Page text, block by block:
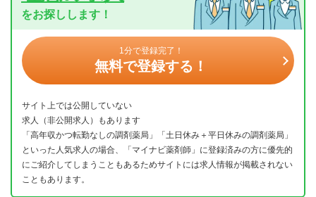
をお探しします！
1分で登録完了！
無料で登録する！
サイト上では公開していない
求人（非公開求人）もあります
「高年収かつ転勤なしの調剤薬局」「土日休み＋平日休みの調剤薬局」
といった人気求人の場合、「マイナビ薬剤師」に登録済みの方に優先的
にご紹介してしまうこともあるためサイトには求人情報が掲載されない
こともあります。